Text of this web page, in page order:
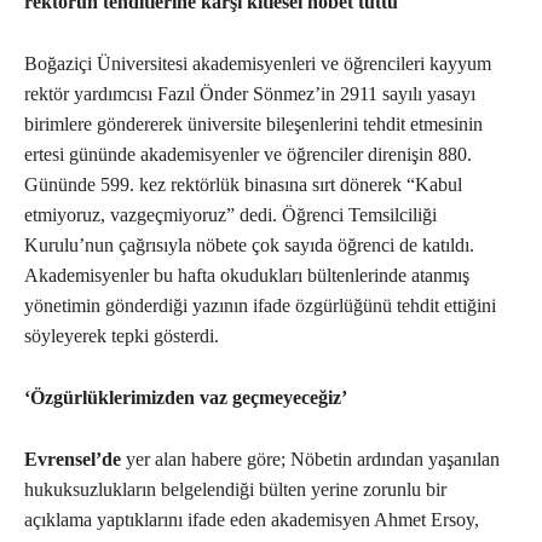
Boğaziçi Üniversitesi akademisyenleri ve öğrencileri kayyum
rektör yardımcısı Fazıl Önder Sönmez’in 2911 sayılı yasayı
birimlere göndererek üniversite bileşenlerini tehdit etmesinin
ertesi gününde akademisyenler ve öğrenciler direnişin 880.
Gününde 599. kez rektörlük binasına sırt dönerek “Kabul
etmiyoruz, vazgeçmiyoruz” dedi. Öğrenci Temsilciliği
Kurulu’nun çağrısıyla nöbete çok sayıda öğrenci de katıldı.
Akademisyenler bu hafta okudukları bültenlerinde atanmış
yönetimin gönderdiği yazının ifade özgürlüğünü tehdit ettiğini
söyleyerek tepki gösterdi.
‘Özgürlüklerimizden vaz geçmeyeceğiz’
Evrensel’de yer alan habere göre; Nöbetin ardından yaşanılan
hukuksuzlukların belgelendiği bülten yerine zorunlu bir
açıklama yaptıklarını ifade eden akademisyen Ahmet Ersoy,